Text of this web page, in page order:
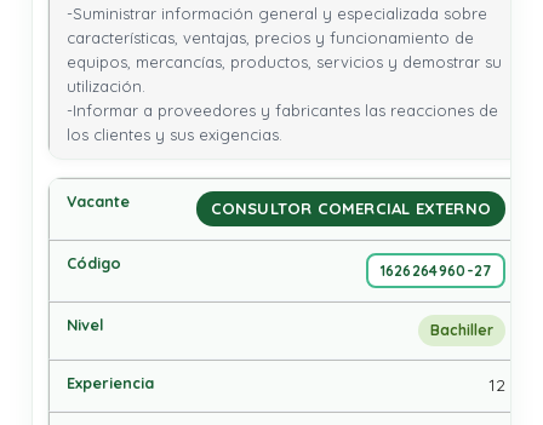
-Suministrar información general y especializada sobre
características, ventajas, precios y funcionamiento de
equipos, mercancías, productos, servicios y demostrar su
utilización.
-Informar a proveedores y fabricantes las reacciones de
los clientes y sus exigencias.
CONSULTOR COMERCIAL EXTERNO
1626264960-27
Bachiller
12